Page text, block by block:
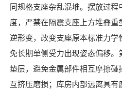
同规格支座杂乱混堆。摆放过
度，严禁在隔震支座上方堆叠
逆形变，改变支座原本标准力
免长期单侧受力出现姿态偏移
垫层，避免金属部件相互摩擦
互挤压磨损；库房内部远离具